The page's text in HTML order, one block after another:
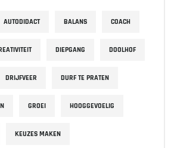
AUTODIDACT BALANS COACH
DIEPGANG DOOLHOF
DRIJFVEER DURF TE PRATEN
GROEI HOOGGEVOELIG
KEUZES MAKEN